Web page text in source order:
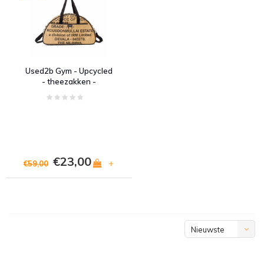
Used2b Gym - Upcycled
- theezakken -
cm - 23 L -
€59,00 €23,00 +
Nieuwste